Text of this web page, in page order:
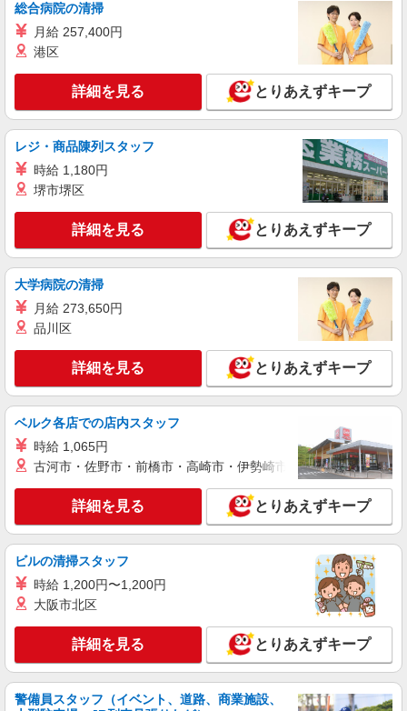
紹介予定派遣
株式会社シエロ
人気機種に詳しくなれる携帯販売
【softbank】
時給1400円〜1450円（経験・能力による） ※
残業代支給 ★交通費別途支給（規定あり） ゜
万円支給(規定有) お友達を紹介頂くと, インセンテ
有）★ ゜・。○。・゜+゜・。○。・゜+゜
沖縄県那覇市の家電量販店
詳細を見る
株式会社シエロ
スマホ携帯販売【ソフトバンク】
時給1400円〜1450円（経験・能力による） ※
残業代支給 ★交通費別途支給（規定あり） ゜
+゜・。○。・゜+゜・。○。・゜+゜ 入社祝い金10
ィブ支給(規定有) ★月2回払い・週払い可能（規程
有）★ ゜・。○。・゜+゜・。○。・゜+゜
キープ 詳細を見る
紹介予定派遣
株式会社シエロ
【softbank】人気機種に詳しくなれる携帯販
売
月給209721円〜256438円（経験・能力によ
る） ※残業代支給 ★交通費別途支給（規定あり）
゜+゜・。○。・゜+゜・。○。・゜+゜ 入社祝い金
10万円支給(規定有) お友達を紹介頂くと, インセン
ティブ支給(規定有) ゜・。○。・゜+゜・。
○。・゜+゜
沖縄県那覇市のsoftbankショップ
キープ 詳細を見る
紹介予定派遣
株式会社シエロ
スマホ携帯販売【ワイモバイル】
時給1400円〜1450円（経験・能力による） ※
残業代支給 ★交通費別途支給（規定あり） ゜
+゜・。○。・゜+゜・。○。・゜+゜ 入社祝い金10
沖縄県那覇市の家電量販店
総合病院の清掃
月給 257,400円
港区
詳細を見る とりあえずキープ
レジ・商品陳列スタッフ
時給 1,180円
堺市堺区
詳細を見る とりあえずキープ
大学病院の清掃
月給 273,650円
品川区
詳細を見る とりあえずキープ
ベルク各店での店内スタッフ
時給 1,065円
古河市・佐野市・前橋市・高崎市・伊勢崎市・太田市・館林市
詳細を見る とりあえずキープ
ビルの清掃スタッフ
時給 1,200円〜1,200円
大阪市北区
詳細を見る とりあえずキープ
警備員スタッフ（イベント、道路、商業施設、